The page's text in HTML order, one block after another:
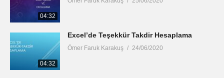
04:32
04:32
Excel’de Teşekkür Takdir Hesaplama
Ömer Faruk Karakuş 24/06/2020